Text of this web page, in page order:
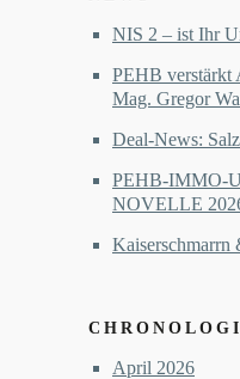
NIS 2 – ist Ihr
PEHB verstärkt
Mag. Gregor
Deal-News:
PEHB-IMMO-
NOVELLE
Kaiserschmarrn
April 2026